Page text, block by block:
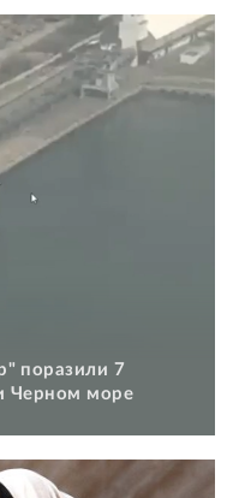
поразили 7
Черном море